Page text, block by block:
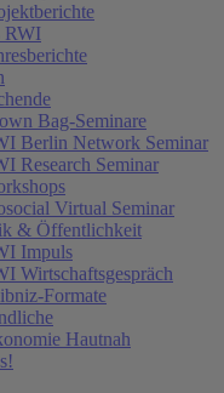
RWI
Bag-Seminare
Berlin Network Seminar
Research Seminar
Virtual Seminar
& Öffentlichkeit
Impuls
Wirtschaftsgespräch
Formate
Hautnah